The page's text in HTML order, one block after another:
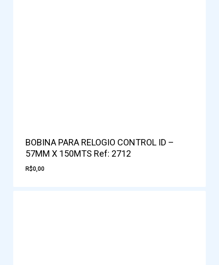
BOBINA PARA RELOGIO CONTROL ID –
57MM X 150MTS Ref: 2712
R$0,00